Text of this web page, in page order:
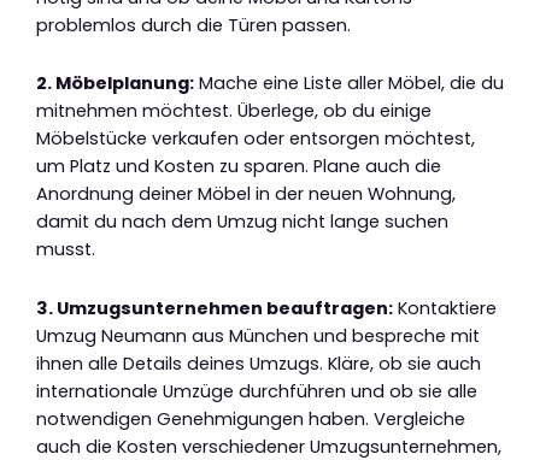
problemlos durch die Türen passen.
2. Möbelplanung: Mache eine Liste aller Möbel, die du
mitnehmen möchtest. Überlege, ob du einige
Möbelstücke verkaufen oder entsorgen möchtest,
um Platz und Kosten zu sparen. Plane auch die
Anordnung deiner Möbel in der neuen Wohnung,
damit du nach dem Umzug nicht lange suchen
musst.
3. Umzugsunternehmen beauftragen: Kontaktiere
Umzug Neumann aus München und bespreche mit
ihnen alle Details deines Umzugs. Kläre, ob sie auch
internationale Umzüge durchführen und ob sie alle
notwendigen Genehmigungen haben. Vergleiche
auch die Kosten verschiedener Umzugsunternehmen,